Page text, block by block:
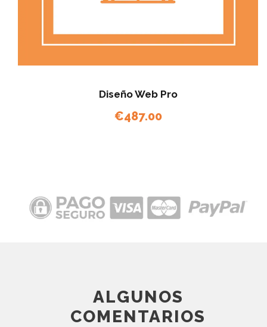
Diseño Web Pro
€487.00
ALGUNOS
COMENTARIOS